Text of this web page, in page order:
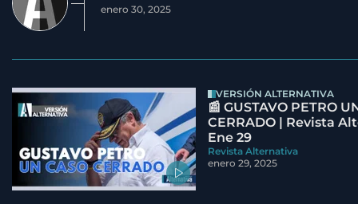
enero 30, 2025
VERSIÓN ALTERNATIVA
📰 GUSTAVO PETRO
CERRADO | Revista
Ene 29
Revista Alternativa
enero 29, 2025